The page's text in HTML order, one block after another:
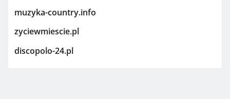
muzyka-country.info
zyciewmiescie.pl
discopolo-24.pl